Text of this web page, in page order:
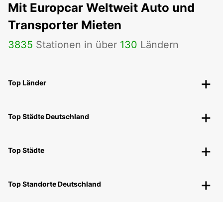
Mit Europcar Weltweit Auto und
Transporter Mieten
3835 Stationen in über 130 Ländern
Top Länder
Top Städte Deutschland
Top Städte
Top Standorte Deutschland